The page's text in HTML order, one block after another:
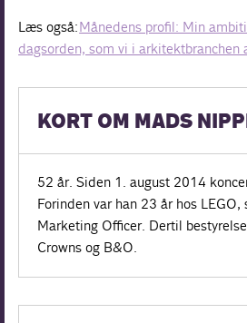
Læs også:Månedens profil: Min
dagsorden, som vi i arkitektbranchen
KORT OM MADS
52 år. Siden 1. august 2014
Forinden var han 23 år hos LEGO,
Marketing Officer. Dertil
Crowns og B&O.